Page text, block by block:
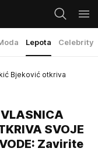
Lepota Celebrity
Bjeković otkriva
VLASNICA
SVOJE
Zavirite